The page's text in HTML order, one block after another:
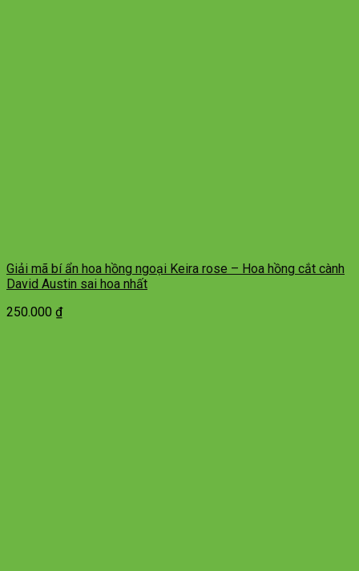
Giải mã bí ẩn hoa hồng ngoại Keira rose – Hoa hồng cắt cành
David Austin sai hoa nhất
250.000 ₫